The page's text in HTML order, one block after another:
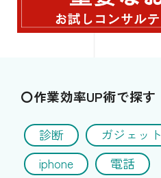
〇作業効率UP術で探す
診断 ガジェット
iphone
電話